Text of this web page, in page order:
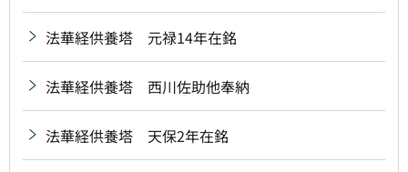
法華経供養塔 元禄14年在銘
法華経供養塔 西川佐助他奉納
法華経供養塔 天保2年在銘